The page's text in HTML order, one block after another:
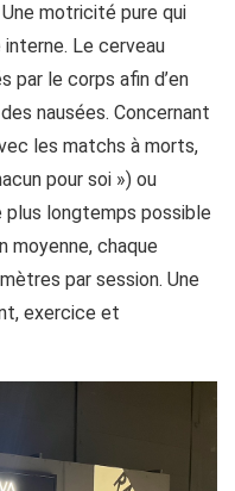
motricité pure qui
interne. Le cerveau
par le corps afin d’en
nausées. Concernant
les matchs à morts,
pour soi ») ou
longtemps possible
moyenne, chaque
par session. Une
exercice et